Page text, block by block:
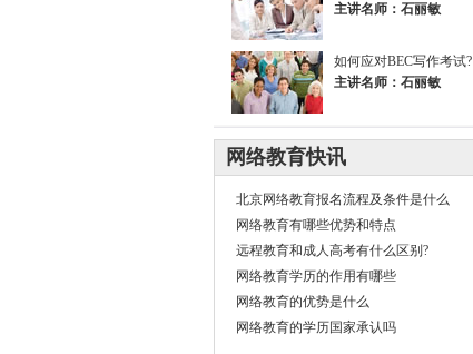
主讲名师：石丽敏
如何应对BEC写作考试?
主讲名师：石丽敏
网络教育快讯
北京网络教育报名流程及条件是什么
网络教育有哪些优势和特点
远程教育和成人高考有什么区别?
网络教育学历的作用有哪些
网络教育的优势是什么
网络教育的学历国家承认吗